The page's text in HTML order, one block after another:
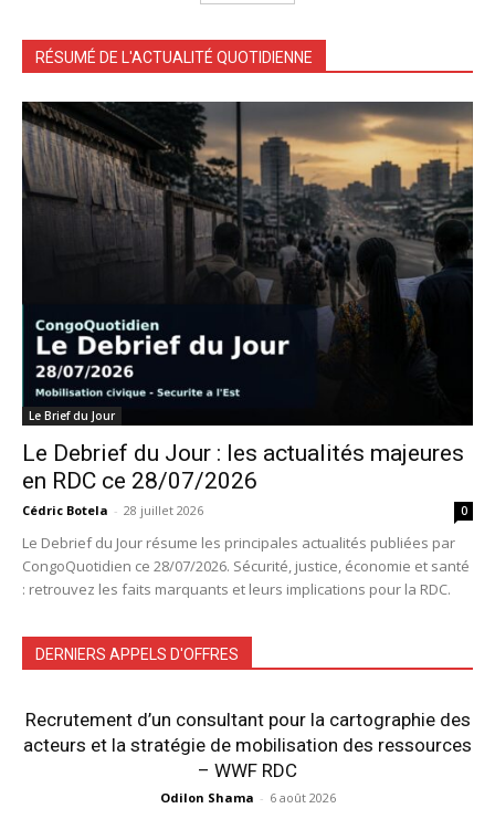
RÉSUMÉ DE L'ACTUALITÉ QUOTIDIENNE
Le Brief du Jour
Le Debrief du Jour : les actualités majeures
en RDC ce 28/07/2026
Cédric Botela - 28 juillet 2026 0
Le Debrief du Jour résume les principales actualités publiées par
CongoQuotidien ce 28/07/2026. Sécurité, justice, économie et santé
: retrouvez les faits marquants et leurs implications pour la RDC.
DERNIERS APPELS D'OFFRES
Recrutement d’un consultant pour la cartographie des
acteurs et la stratégie de mobilisation des ressources
– WWF RDC
Odilon Shama - 6 août 2026